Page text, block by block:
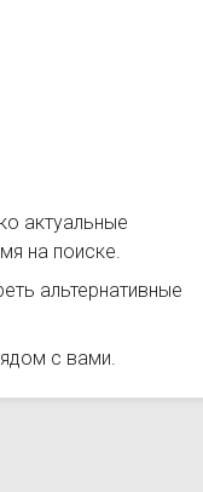
актуальные
на поиске.
альтернативные
с вами.